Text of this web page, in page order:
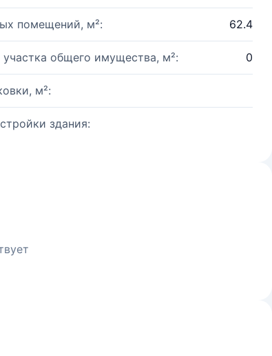
помещений, м²: 62.4
общего имущества, м²: 0
м²:
здания: